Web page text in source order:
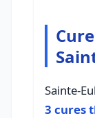
Sainte-
3 cures